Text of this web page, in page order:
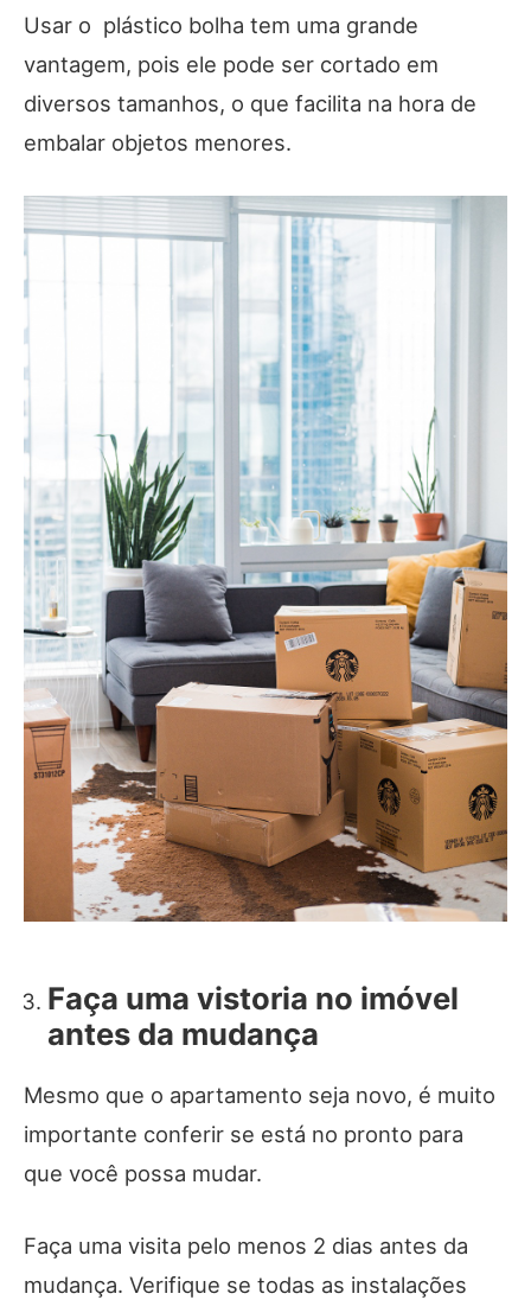
Usar o plástico bolha tem uma grande
vantagem, pois ele pode ser cortado em
diversos tamanhos, o que facilita na hora de
embalar objetos menores.
Faça uma vistoria no imóvel
antes da mudança
Mesmo que o apartamento seja novo, é muito
importante conferir se está no pronto para
que você possa mudar.
Faça uma visita pelo menos 2 dias antes da
mudança. Verifique se todas as instalações